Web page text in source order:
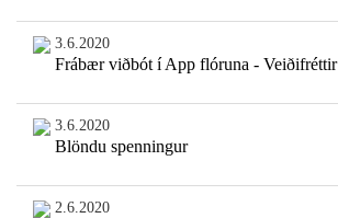
3.6.2020
Frábær viðbót í App flóruna - Veiðifréttir
3.6.2020
Blöndu spenningur
2.6.2020